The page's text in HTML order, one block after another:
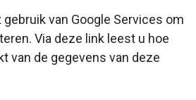
van Google Services om
Via deze link leest u hoe
van de gegevens van deze